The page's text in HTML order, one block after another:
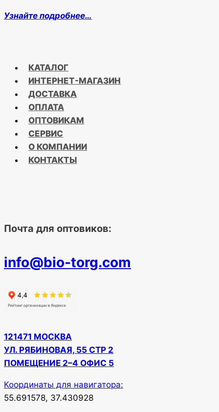
Узнайте подробнее…
КАТАЛОГ
ИНТЕРНЕТ-МАГАЗИН
ДОСТАВКА
ОПЛАТА
ОПТОВИКАМ
СЕРВИС
О КОМПАНИИ
КОНТАКТЫ
Почта для оптовиков:
info@bio-torg.com
121471 МОСКВА
УЛ. РЯБИНОВАЯ, 55 СТР 2
ПОМЕЩЕНИЕ 2–4 ОФИС 5
Координаты для навигатора:
55.691578, 37.430928